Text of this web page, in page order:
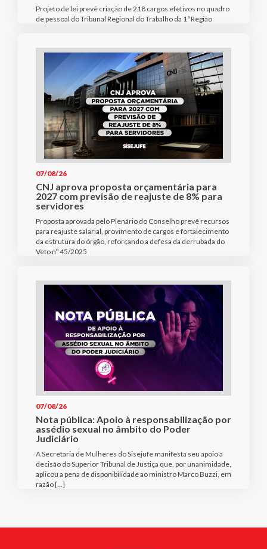
Projeto de lei prevê criação de 218 cargos efetivos no quadro
de pessoal do Tribunal Regional do Trabalho da 1ª Região
07/08/26
CNJ aprova proposta orçamentária para
2027 com previsão de reajuste de 8% para
servidores
Proposta aprovada pelo Plenário do Conselho prevê recursos
para reajuste salarial, provimento de cargos e fortalecimento
da estrutura do órgão, reforçando a defesa da derrubada do
Veto nº 45/2025
07/08/26
Nota pública: Apoio à responsabilização por
assédio sexual no âmbito do Poder
Judiciário
A Secretaria de Mulheres do Sisejufe manifesta seu apoio à
decisão do Superior Tribunal de Justiça que, por unanimidade,
aplicou a pena de disponibilidade ao ministro Marco Buzzi, em
razão […]